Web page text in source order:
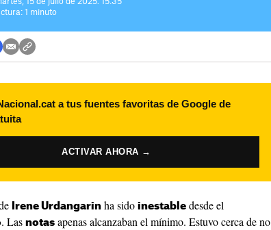
1 minuto
a tus fuentes favoritas de Google de
ACTIVAR AHORA →
Irene Urdangarin ha sido inestable desde el
. Las notas apenas alcanzaban el mínimo. Estuvo cerca de no